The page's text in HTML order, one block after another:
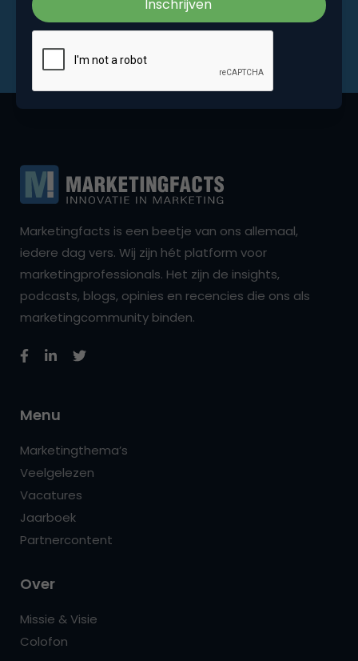
Marketingfacts is een beetje van ons allemaal,
iedere dag vers. Wij zijn hét platform voor
marketingprofessionals. Het zijn de insights,
podcasts, blogs, opinies en recencies die ons als
marketingcommunity binden.
Menu
Marketingthema’s
Veelgelezen
Vacatures
Jaarboek
Partnercontent
Over
Missie & Visie
Colofon